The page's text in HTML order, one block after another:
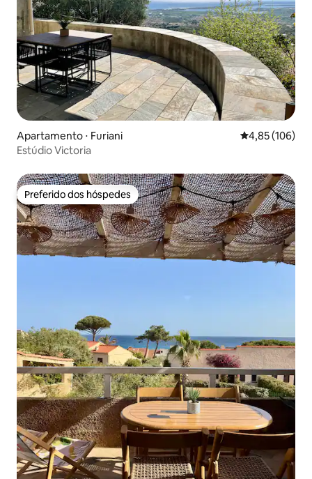
Apartamento ⋅ Furiani 4,85 de uma
4,85 (106)
Estúdio Victoria
Preferido dos hóspedes
Preferido dos hóspedes